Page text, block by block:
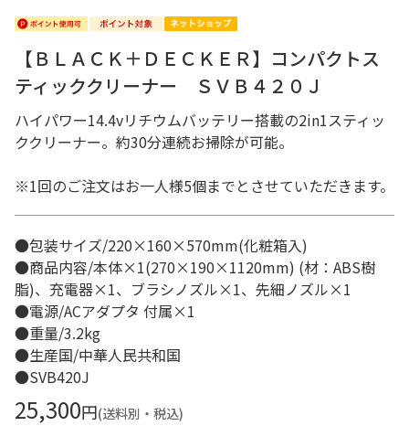
【ＢＬＡＣＫ＋ＤＥＣＫＥＲ】コンパクトス
ティッククリーナー ＳＶＢ４２０Ｊ
ハイパワー14.4vリチウムバッテリー搭載の2in1スティッ
ククリーナー。約30分連続お掃除が可能。
※1回のご注文はお一人様5個までとさせていただきます。
●包装サイズ/220×160×570mm(化粧箱入)
●商品内容/本体×1(270×190×1120mm) (材：ABS樹
脂)、充電器×1、ブラシノズル×1、先細ノズル×1
●電源/ACアダプタ 付属×1
●重量/3.2kg
●生産国/中華人民共和国
●SVB420J
25,300円(送料別・税込)